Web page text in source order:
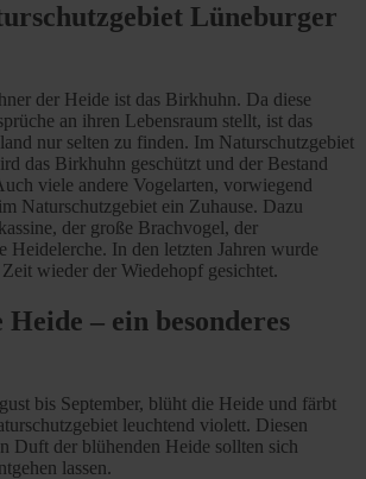
Lüneburger
der Heide ist das Birkhuhn. Da diese
an ihren Lebensraum stellt, ist das
nur selten zu finden. Im Naturschutzgebiet
das Birkhuhn geschützt und der Bestand
viele andere Vogelarten, vorwiegend
Naturschutzgebiet ein Zuhause. Dazu
der große Brachvogel, der
Heidelerche. In den letzten Jahren wurde
wieder der Wiedehopf gesichtet.
– ein besonderes
bis September, blüht die Heide und färbt
leuchtend violett. Diesen
Duft der blühenden Heide sollten sich
lassen.